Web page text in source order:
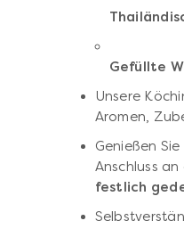
Gefüllte
Unsere
Aromen,
Genießen
Anschluss
festlich